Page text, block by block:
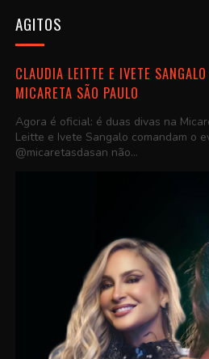
AGITOS
CLAUDIA LEITTE E IVETE
MICARETA SÃO PAULO
Agora é oficial: é duas divas na
Leitte e Ivete Sangalo comandam o
@micaretasdasan não...